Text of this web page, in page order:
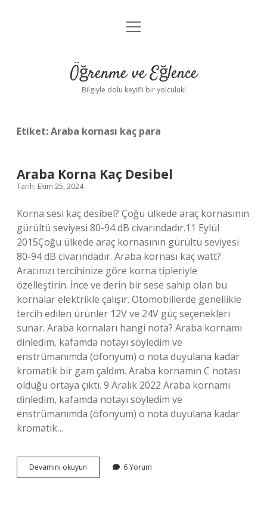
Anasayfa
Yasal Uyarı
menüyü
Öğrenme ve Eğlence
Bilgiyle dolu keyifli bir yolculuk!
Etiket:Araba kornası kaç para
Araba Korna Kaç Desibel
Tarih: Ekim 25, 2024
Korna sesi kaç desibel? Çoğu ülkede araç kornasının
gürültü seviyesi 80-94 dB civarındadır.11 Eylül
2015Çoğu ülkede araç kornasının gürültü seviyesi
80-94 dB civarındadır. Araba kornası kaç watt?
Aracınızı tercihinize göre korna tipleriyle
özelleştirin. İnce ve derin bir sese sahip olan bu
kornalar elektrikle çalışır. Otomobillerde genellikle
tercih edilen ürünler 12V ve 24V güç seçenekleri
sunar. Araba kornaları hangi nota? Araba kornamı
dinledim, kafamda notayı söyledim ve
enstrümanımda (öfonyum) o nota duyulana kadar
kromatik bir gam çaldım. Araba kornamın C notası
olduğu ortaya çıktı. 9 Aralık 2022 Araba kornamı
dinledim, kafamda notayı söyledim ve
enstrümanımda (öfonyum) o nota duyulana kadar
kromatik…
Devamını okuyun
Korna
6 Yorum